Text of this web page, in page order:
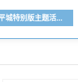
北京81宛平城特别版主题活动以红色基因致敬时代精神